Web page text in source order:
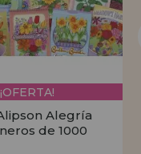
¡OFERTA!
Alegría
de 1000